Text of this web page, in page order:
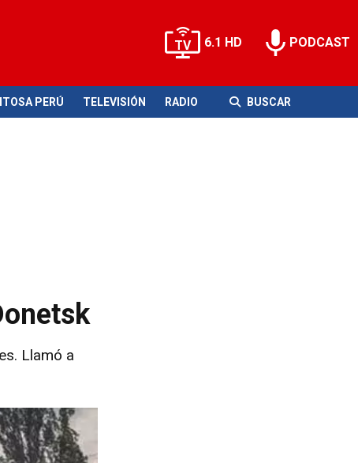
6.1 HD PODCAST
PERÚ TELEVISIÓN RADIO BUSCAR
Llamó a